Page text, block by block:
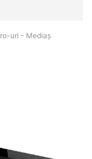
uri - Mediaş